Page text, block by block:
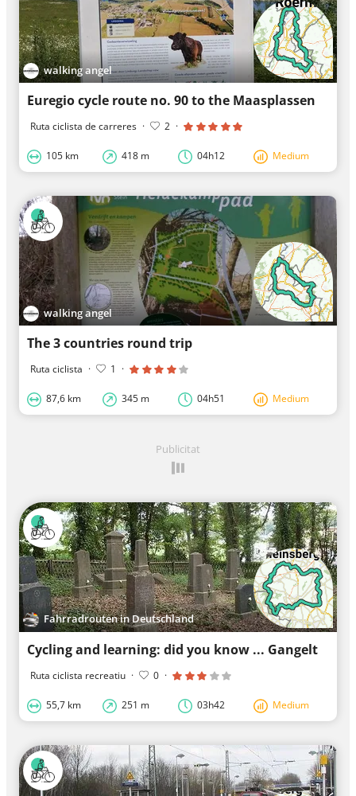
walking angel
Euregio cycle route no. 90 to the Maasplassen
Ruta ciclista de carreres · 2 ·
105 km 418 m 04h12 Medium
walking angel
The 3 countries round trip
Ruta ciclista · 1 ·
87,6 km 345 m 04h51 Medium
Publicitat
Fahrradrouten in Deutschland
Cycling and learning: did you know ... Gangelt
Ruta ciclista recreatiu · 0 ·
55,7 km 251 m 03h42 Medium